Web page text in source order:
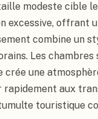
modeste cible
excessive, offrant
combine un
Les
crée une
rapidement aux
touristique